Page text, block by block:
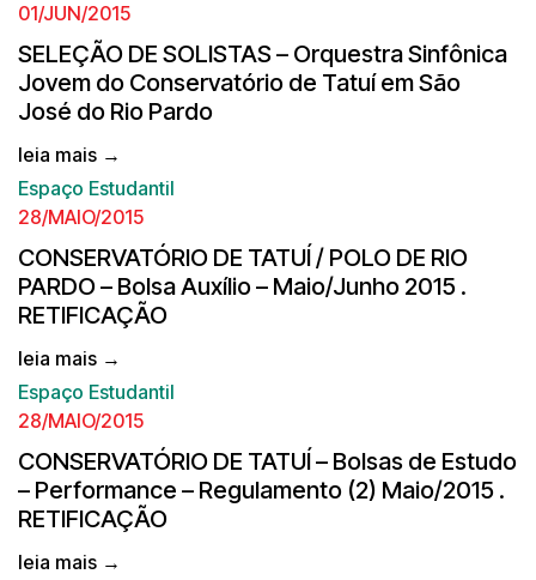
01/JUN/2015
SELEÇÃO DE SOLISTAS – Orquestra Sinfônica
Jovem do Conservatório de Tatuí em São
José do Rio Pardo
leia mais →
Espaço Estudantil
28/MAIO/2015
CONSERVATÓRIO DE TATUÍ / POLO DE RIO
PARDO – Bolsa Auxílio – Maio/Junho 2015 .
RETIFICAÇÃO
leia mais →
Espaço Estudantil
28/MAIO/2015
CONSERVATÓRIO DE TATUÍ – Bolsas de Estudo
– Performance – Regulamento (2) Maio/2015 .
RETIFICAÇÃO
leia mais →